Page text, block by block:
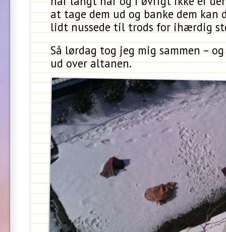
at tage dem ud og banke dem kan
lidt nussede til trods for ihærdig
Så lørdag tog jeg mig sammen –
ud over altanen.